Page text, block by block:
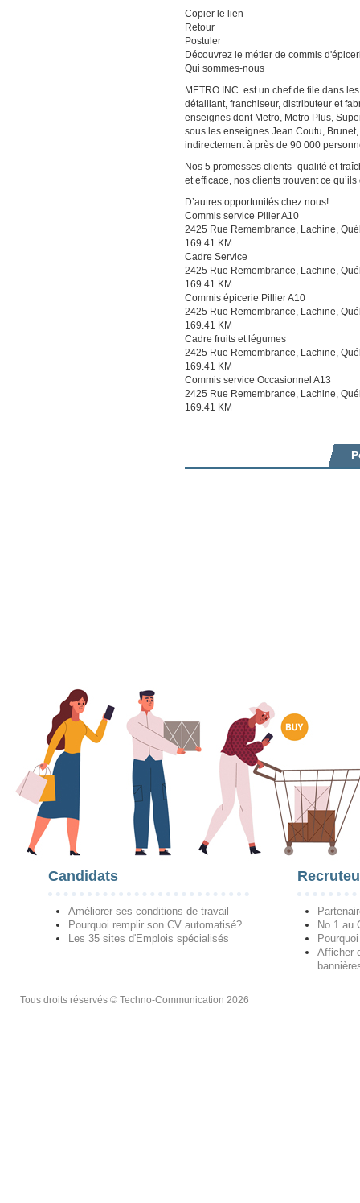
Copier le lien
Retour
Postuler
Découvrez le métier de commis
Qui sommes-nous
METRO INC. est un chef de file dans
détaillant, franchiseur, distributeur et
enseignes dont Metro, Metro Plus,
sous les enseignes Jean Coutu,
indirectement à près de 90 000
Nos 5 promesses clients -qualité et
et efficace, nos clients trouvent ce
D’autres opportunités chez nous!
Commis service Pilier A10
2425 Rue Remembrance, Lachine,
169.41 KM
Cadre Service
2425 Rue Remembrance, Lachine,
169.41 KM
Commis épicerie Pillier A10
2425 Rue Remembrance, Lachine,
169.41 KM
Cadre fruits et légumes
2425 Rue Remembrance, Lachine,
169.41 KM
Commis service Occasionnel A13
2425 Rue Remembrance, Lachine,
169.41 KM
Candidats
Améliorer ses conditions de travail
Pourquoi remplir son CV automatisé?
Les 35 sites d'Emplois spécialisés
No 1 au
Afficher
Tous droits réservés © Techno-Communication 2026